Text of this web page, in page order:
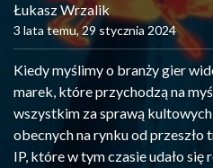
Łukasz Wrzalik
3 lata temu, 29 stycznia 2024
Kiedy myślimy o branży gier
marek, które przychodzą na
wszystkim za sprawą
obecnych na rynku od
IP, które w tym czasie udało